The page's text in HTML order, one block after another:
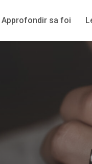
Approfondir sa foi